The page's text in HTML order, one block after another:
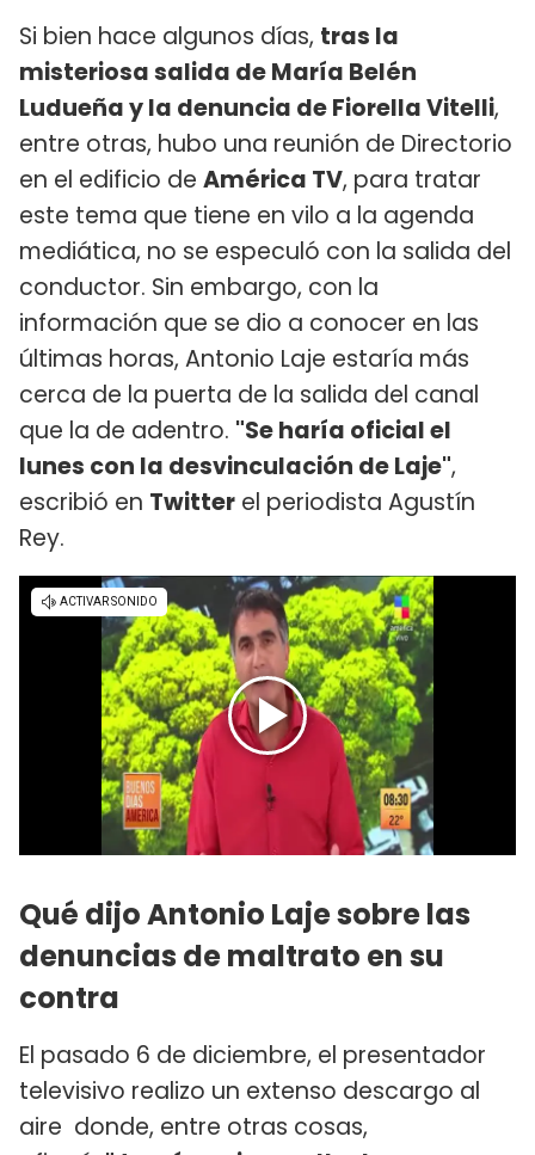
Si bien hace algunos días, tras la
misteriosa salida de María Belén
Ludueña y la denuncia de Fiorella Vitelli,
entre otras, hubo una reunión de Directorio
en el edificio de América TV, para tratar
este tema que tiene en vilo a la agenda
mediática, no se especuló con la salida del
conductor. Sin embargo, con la
información que se dio a conocer en las
últimas horas, Antonio Laje estaría más
cerca de la puerta de la salida del canal
que la de adentro. "Se haría oficial el
lunes con la desvinculación de Laje",
escribió en Twitter el periodista Agustín
Rey.
Qué dijo Antonio Laje sobre las
denuncias de maltrato en su
contra
El pasado 6 de diciembre, el presentador
televisivo realizo un extenso descargo al
aire donde, entre otras cosas,